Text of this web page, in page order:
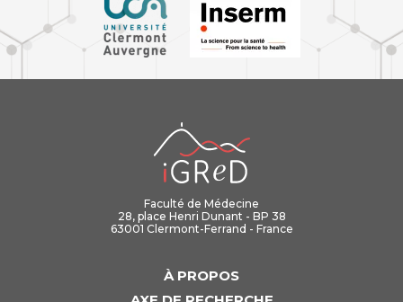
Faculté de Médecine
28, place Henri Dunant - BP 38
63001 Clermont-Ferrand - France
À PROPOS